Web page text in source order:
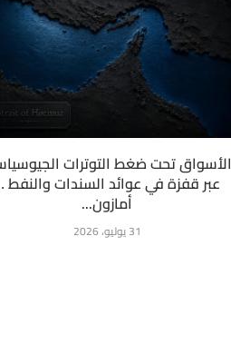
الأسواق تحت ضغط التوترات
عبر قفزة في عوائد السندات
أمازون...
31 يوليو، 2026